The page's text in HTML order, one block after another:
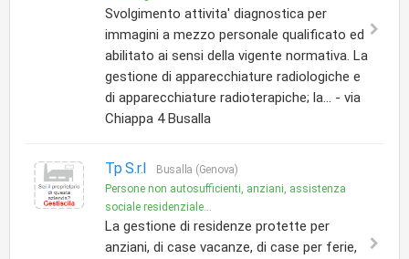
Svolgimento attivita' diagnostica per
immagini a mezzo personale qualificato ed
abilitato ai sensi della vigente normativa. La
gestione di apparecchiature radiologiche e
di apparecchiature radioterapiche; la... - via
Chiappa 4 Busalla
Tp S.r.l
Busalla (Genova)
Persone non autosufficienti, anziani, assistenza
sociale residenziale...
La gestione di residenze protette per
anziani, di case vacanze, di case per ferie,